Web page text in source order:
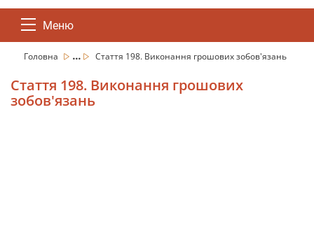
Меню
Головна ... Стаття 198. Виконання грошових зобов'язань
Стаття 198. Виконання грошових
зобов'язань